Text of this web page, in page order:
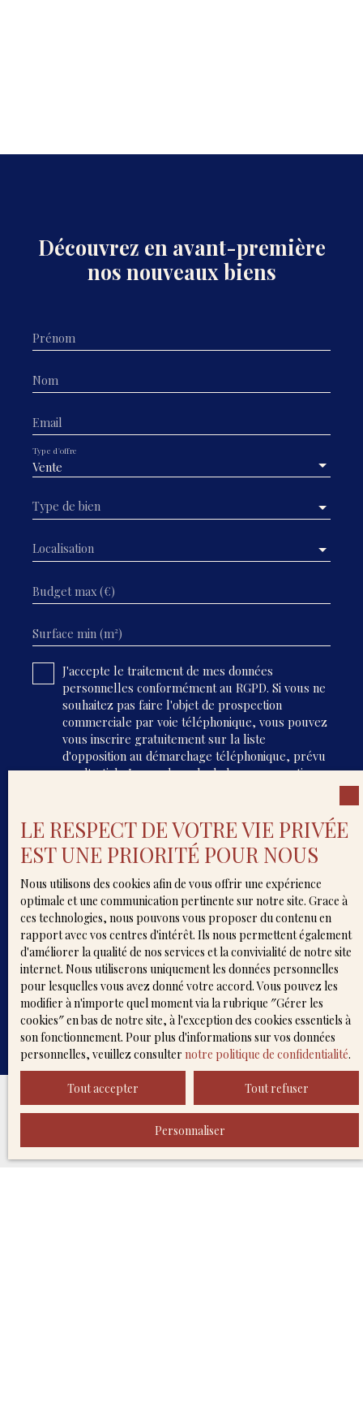
Découvrez en avant-première
nos nouveaux biens
Prénom
Nom
Email
Vente
Type d'offre
Type de bien
Localisation
Budget max (€)
Surface min (m²)
J'accepte le traitement de mes données
personnelles conformément au RGPD. Si vous ne
souhaitez pas faire l'objet de prospection
commerciale par voie téléphonique, vous pouvez
vous inscrire gratuitement sur la liste
d'opposition au démarchage téléphonique, prévu
par l'article L223-1 du code de la consommation,
Société Worldline, Service Bloctel, CS 61311, 41013
BLOIS CEDEX.
Pour en savoir plus sur le traitement de vos
données personnelles, veuillez consulter notre
politique de confidentialité.
Recevoir des annonces
LE RESPECT DE VOTRE VIE PRIVÉE
EST UNE PRIORITÉ POUR NOUS
Nous utilisons des cookies afin de vous offrir une expérience
optimale et une communication pertinente sur notre site. Grace à
ces technologies, nous pouvons vous proposer du contenu en
rapport avec vos centres d'intérêt. Ils nous permettent également
d'améliorer la qualité de nos services et la convivialité de notre site
internet. Nous utiliserons uniquement les données personnelles
pour lesquelles vous avez donné votre accord. Vous pouvez les
modifier à n'importe quel moment via la rubrique ″Gérer les
cookies″ en bas de notre site, à l'exception des cookies essentiels à
son fonctionnement. Pour plus d'informations sur vos données
personnelles, veuillez consulter notre politique de confidentialité.
Tout accepter Tout refuser
Personnaliser